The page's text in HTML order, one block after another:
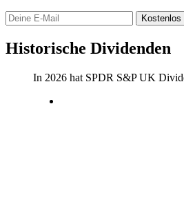
Kostenlos
Historische Dividenden
In 2026 hat SPDR S&P UK